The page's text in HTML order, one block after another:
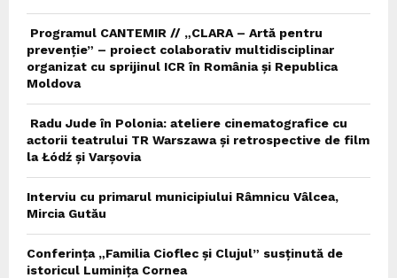
Programul CANTEMIR // „CLARA – Artă pentru
prevenție” – proiect colaborativ multidisciplinar
organizat cu sprijinul ICR în România și Republica
Moldova
Radu Jude în Polonia: ateliere cinematografice cu
actorii teatrului TR Warszawa și retrospective de film
la Łódź și Varșovia
Interviu cu primarul municipiului Râmnicu Vâlcea,
Mircia Gutău
Conferința „Familia Cioflec și Clujul” susținută de
istoricul Luminița Cornea